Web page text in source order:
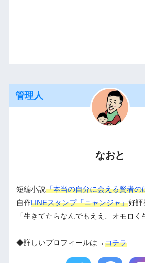
管理人
なおと
短編小説「本当の自分に会える賢者の
自作LINEスタンプ「ニャンジャ」好評
「生きてたらなんでもええ。オモロく
◆詳しいプロフィールは→コチラ